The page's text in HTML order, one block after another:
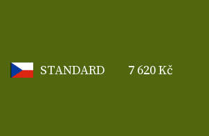
STANDARD 7 620 Kč